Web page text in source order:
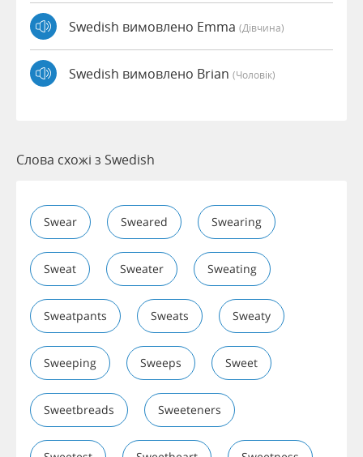
Swedish вимовлено Emma (дівчина)
Swedish вимовлено Brian (чоловік)
Слова схожі з Swedish
Swear Sweared Swearing
Sweat Sweater Sweating
Sweatpants Sweats Sweaty
Sweeping Sweeps Sweet
Sweetbreads Sweeteners